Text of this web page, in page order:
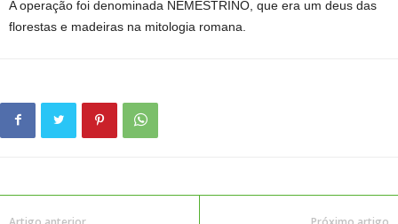
A operação foi denominada NEMESTRINO, que era um deus das
florestas e madeiras na mitologia romana.